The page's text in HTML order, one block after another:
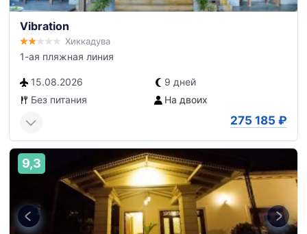
Vibration
Хиккадува
1-ая пляжная линия
15.08.2026
9 дней
Без питания
На двоих
275 185 ₽
9,3